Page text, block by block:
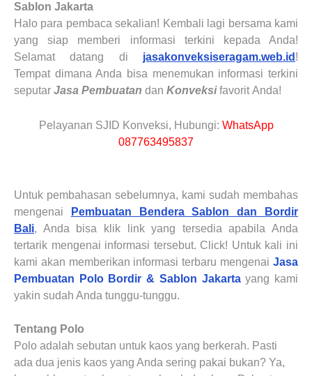
Sablon Jakarta
Halo para pembaca sekalian! Kembali lagi bersama kami
yang siap memberi informasi terkini kepada Anda!
Selamat datang di jasakonveksiseragam.web.id !
Tempat dimana Anda bisa menemukan informasi terkini
seputar Jasa Pembuatan dan Konveksifavorit Anda!
Pelayanan SJID Konveksi, Hubungi: WhatsApp
087763495837
Untuk pembahasan sebelumnya, kami sudah membahas
mengenai
Pembuatan Bendera Sablon dan Bordir
Bali, Anda bisa klik link yang tersedia apabila Anda
tertarik mengenai informasi tersebut. Click! Untuk kali ini
kami akan memberikan informasi terbaru mengenai Jasa
Pembuatan Polo Bordir & Sablon Jakartayang kami
yakin sudah Anda tunggu-tunggu.
Tentang Polo
Polo adalah sebutan untuk kaos yang berkerah. Pasti
ada dua jenis kaos yang Anda sering pakai bukan? Ya,